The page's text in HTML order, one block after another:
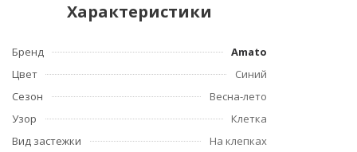
Характеристики
Бренд
Amato
Цвет
Синий
Сезон
Весна-лето
Узор
Клетка
Вид застежки
На клепках